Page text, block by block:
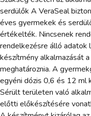
serdülők A VeraSeal
éves gyermekek és
értékelték. Nincsenek
rendelkezésre álló adatok
készítmény alkalmazását
meghatároznia. A
egyéni dózis 0,6 és 12 ml
Sérült területen való
előtti előkészítésére